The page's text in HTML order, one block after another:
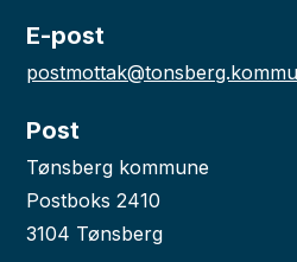
E-post
Post
Tønsberg kommune
Postboks 2410
3104 Tønsberg